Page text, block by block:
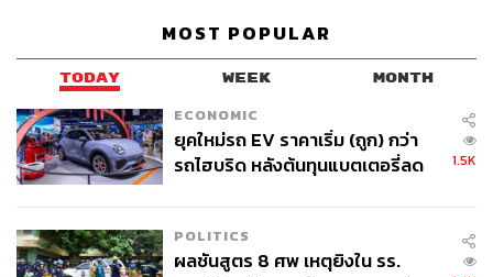
LOADING...
ABOUT THE AUTHOR
สมศักดิ์ จันทวิชชประภา
สงบของการอ่านหนังสือเงียบๆ
MOST POPULAR
TODAY WEEK MONTH
ECONOMIC
ยุคใหม่รถ EV ราคาเริ่ม (ถูก) กว่า
รถไฮบริด หลังต้นทุนแบตเตอรี่ลด
1.5K
POLITICS
ผลชันสูตร 8 ศพ เหตุยิงใน รร.